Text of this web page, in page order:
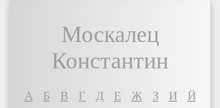
Москалец
Константин
A Б В Г Д Е Ж З И
Й